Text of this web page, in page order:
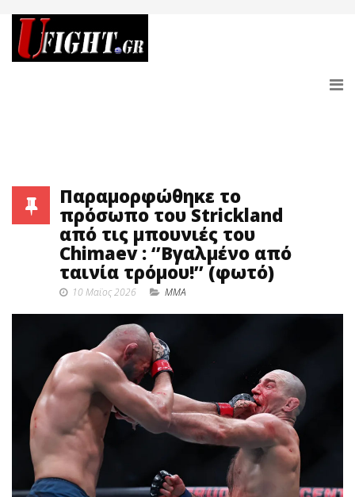
Παραμορφώθηκε το
πρόσωπο του Strickland
από τις μπουνιές του
Chimaev : ‘’Βγαλμένο από
ταινία τρόμου!’’ (φωτό)
10 Μαϊος 2026 MMA